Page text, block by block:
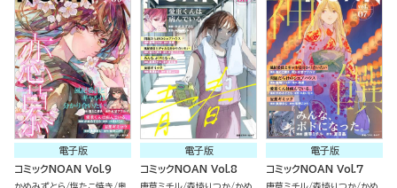
電子版
コミックNOAN Vol.9
電子版
コミックNOAN Vol.8
電子版
コミックNOAN Vol.7